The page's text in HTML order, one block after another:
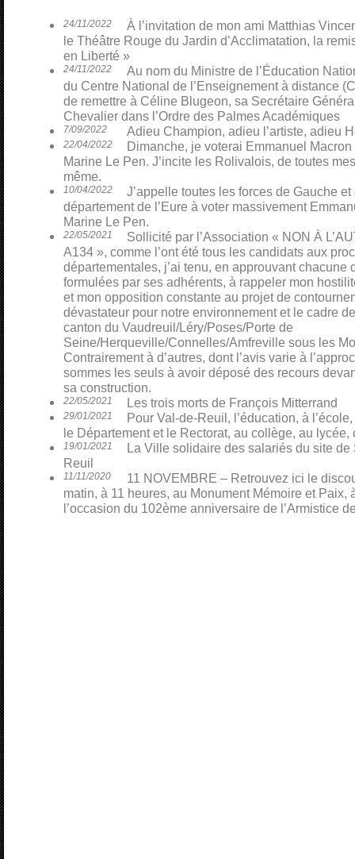
24/11/2022
À l’invitation de mon ami Matthias
le Théâtre Rouge du Jardin d’Acclimatation, la
en Liberté »
24/11/2022
Au nom du Ministre de l’Éducation
du Centre National de l’Enseignement à distance
de remettre à Céline Blugeon, sa Secrétaire
Chevalier dans l’Ordre des Palmes Académiques
7/09/2022 Adieu Champion, adieu l’artiste, adieu
22/04/2022
Dimanche, je voterai Emmanuel
Marine Le Pen. J’incite les Rolivalois, de toutes
même.
10/04/2022
J’appelle toutes les forces de Gauche
département de l’Eure à voter massivement
Marine Le Pen.
22/05/2021
Sollicité par l’Association « NON À
A134 », comme l’ont été tous les candidats aux
départementales, j’ai tenu, en approuvant chacune
formulées par ses adhérents, à rappeler mon
et mon opposition constante au projet de
dévastateur pour notre environnement et le cadre
canton du Vaudreuil/Léry/Poses/Porte de
Seine/Herqueville/Connelles/Amfreville sous les
Contrairement à d’autres, dont l’avis varie à
sommes les seuls à avoir déposé des recours
sa construction.
22/05/2021 Les trois morts de François Mitterrand
29/01/2021
Pour Val-de-Reuil, l’éducation, à
le Département et le Rectorat, au collège, au lycée,
19/01/2021
La Ville solidaire des salariés du site de
Reuil
11/11/2020
11 NOVEMBRE – Retrouvez ici le
matin, à 11 heures, au Monument Mémoire et Paix,
l’occasion du 102ème anniversaire de l’Armistice